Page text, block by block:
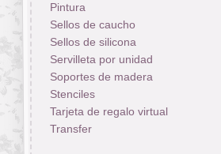
Pintura
Sellos de caucho
Sellos de silicona
Servilleta por unidad
Soportes de madera
Stenciles
Tarjeta de regalo virtual
Transfer